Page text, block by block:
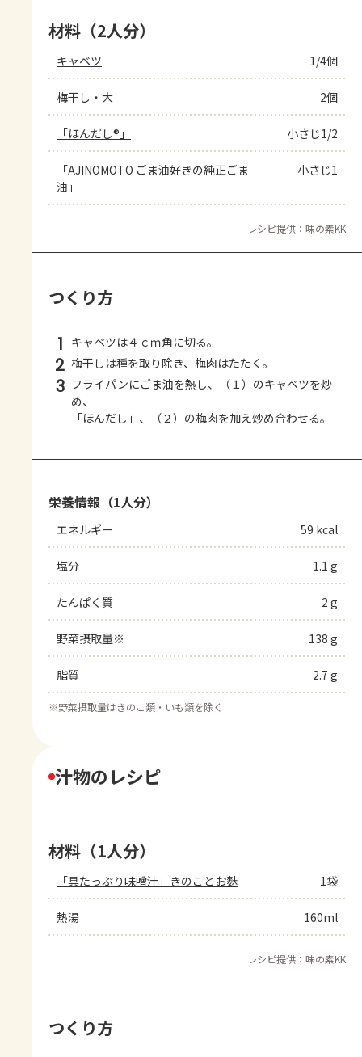
材料（2人分）
キャベツ 1/4個
梅干し・大 2個
「ほんだし®」 小さじ1/2
「AJINOMOTO ごま油好きの純正ごま
油」
小さじ1
レシピ提供：味の素KK
つくり方
1 キャベツは４ｃｍ角に切る。
2 梅干しは種を取り除き、梅肉はたたく。
3 フライパンにごま油を熱し、（１）のキャベツを炒
め、
「ほんだし」、（２）の梅肉を加え炒め合わせる。
栄養情報（1人分）
エネルギー 59 kcal
塩分 1.1 g
たんぱく質 2 g
野菜摂取量※ 138 g
脂質 2.7 g
※野菜摂取量はきのこ類・いも類を除く
汁物のレシピ
材料（1人分）
「具たっぷり味噌汁」きのことお麩 1袋
熱湯 160ml
レシピ提供：味の素KK
つくり方